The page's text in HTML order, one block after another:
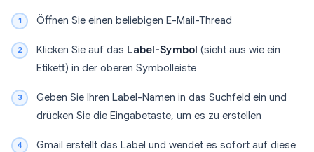
Öffnen Sie einen beliebigen E-Mail-Thread
Klicken Sie auf das Label-Symbol (sieht aus wie ein
Etikett) in der oberen Symbolleiste
Geben Sie Ihren Label-Namen in das Suchfeld ein und
drücken Sie die Eingabetaste, um es zu erstellen
Gmail erstellt das Label und wendet es sofort auf diese